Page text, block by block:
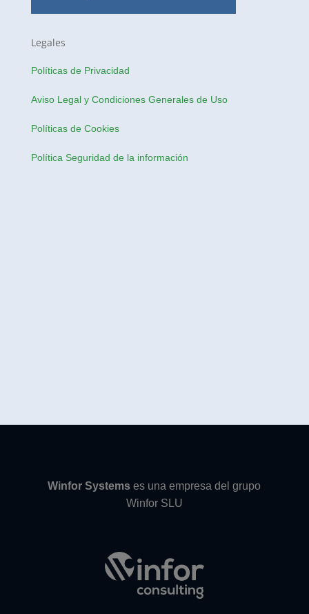
Legales
Políticas de Privacidad
Aviso Legal y Condiciones Generales de Uso
Políticas de Cookies
Política Seguridad de la información
Winfor Systems es una empresa del grupo
Winfor SLU